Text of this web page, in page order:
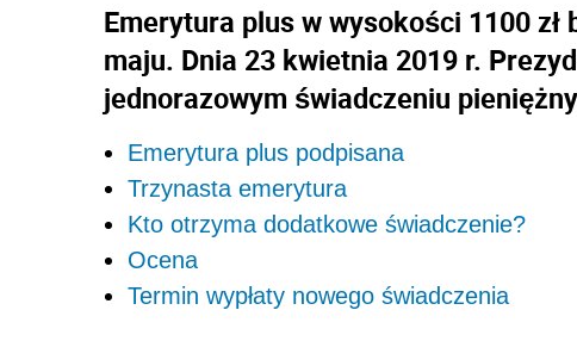
Emerytura plus w wysokości 1100
maju. Dnia 23 kwietnia 2019 r.
jednorazowym świadczeniu
Emerytura plus podpisana
Trzynasta emerytura
Kto otrzyma dodatkowe świadczenie?
Ocena
Termin wypłaty nowego świadczenia